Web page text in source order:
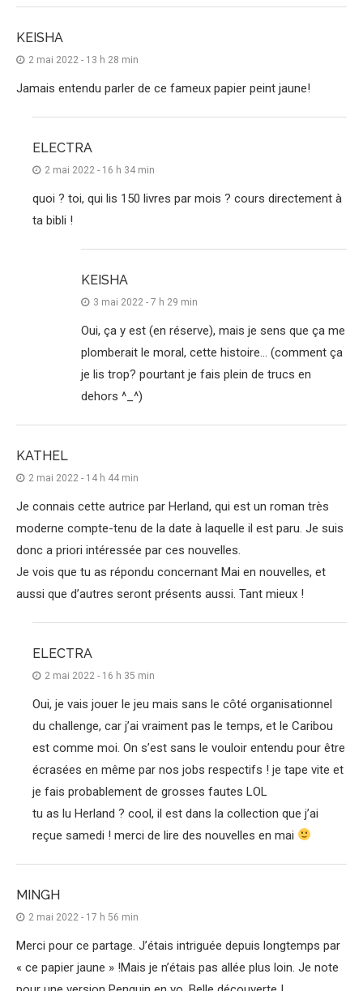
KEISHA
2 mai 2022 - 13 h 28 min
Jamais entendu parler de ce fameux papier peint jaune!
ELECTRA
2 mai 2022 - 16 h 34 min
quoi ? toi, qui lis 150 livres par mois ? cours directement à
ta bibli !
KEISHA
3 mai 2022 - 7 h 29 min
Oui, ça y est (en réserve), mais je sens que ça me
plomberait le moral, cette histoire… (comment ça
je lis trop? pourtant je fais plein de trucs en
dehors ^_^)
KATHEL
2 mai 2022 - 14 h 44 min
Je connais cette autrice par Herland, qui est un roman très
moderne compte-tenu de la date à laquelle il est paru. Je suis
donc a priori intéressée par ces nouvelles.
Je vois que tu as répondu concernant Mai en nouvelles, et
aussi que d’autres seront présents aussi. Tant mieux !
ELECTRA
2 mai 2022 - 16 h 35 min
Oui, je vais jouer le jeu mais sans le côté organisationnel
du challenge, car j’ai vraiment pas le temps, et le Caribou
est comme moi. On s’est sans le vouloir entendu pour être
écrasées en même par nos jobs respectifs ! je tape vite et
je fais probablement de grosses fautes LOL
tu as lu Herland ? cool, il est dans la collection que j’ai
reçue samedi ! merci de lire des nouvelles en mai
MINGH
2 mai 2022 - 17 h 56 min
Merci pour ce partage. J’étais intriguée depuis longtemps par
« ce papier jaune » !Mais je n’étais pas allée plus loin. Je note